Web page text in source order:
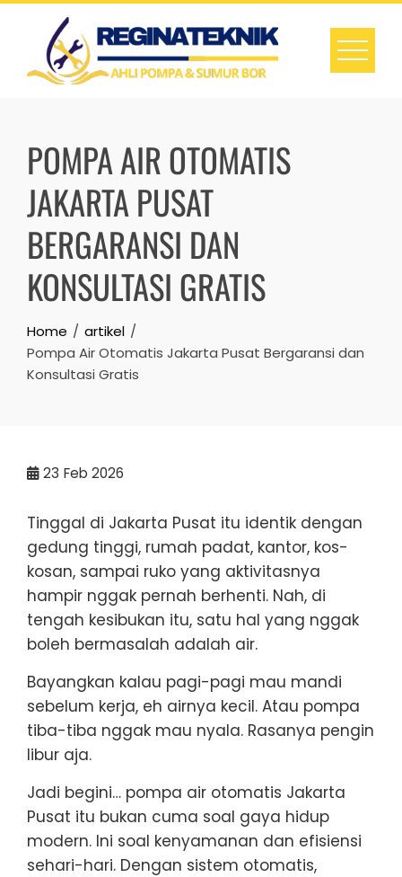
Skip
content
POMPA AIR OTOMATIS
JAKARTA PUSAT
BERGARANSI DAN
KONSULTASI GRATIS
Home
artikel
Pompa Air Otomatis Jakarta Pusat Bergaransi dan
Konsultasi Gratis
23 Feb 2026
Tinggal di Jakarta Pusat itu identik dengan
gedung tinggi, rumah padat, kantor, kos-
kosan, sampai ruko yang aktivitasnya
hampir nggak pernah berhenti. Nah, di
tengah kesibukan itu, satu hal yang nggak
boleh bermasalah adalah air.
Bayangkan kalau pagi-pagi mau mandi
sebelum kerja, eh airnya kecil. Atau pompa
tiba-tiba nggak mau nyala. Rasanya pengin
libur aja.
Jadi begini… pompa air otomatis Jakarta
Pusat itu bukan cuma soal gaya hidup
modern. Ini soal kenyamanan dan efisiensi
sehari-hari. Dengan sistem otomatis,